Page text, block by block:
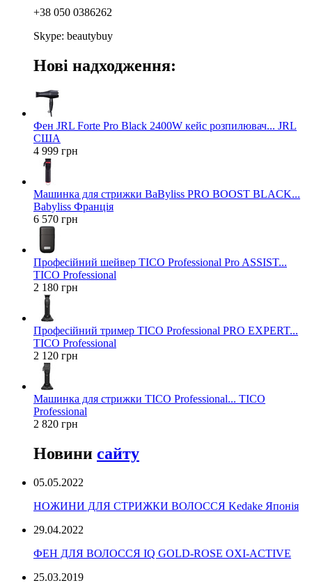
+38 050 0386262
Skype: beautybuy
Нові надходження:
Фен JRL Forte Pro Black 2400W кейс розпилювач... JRL
США
4 999 грн
Машинка для стрижки BaByliss PRO BOOST BLACK...
Babyliss Франція
6 570 грн
Професійний шейвер TICO Professional Pro ASSIST...
TICO Professional
2 180 грн
Професійний тример TICO Professional PRO EXPERT...
TICO Professional
2 120 грн
Машинка для стрижки TICO Professional... TICO
Professional
2 820 грн
Новини сайту
05.05.2022
НОЖИНИ ДЛЯ СТРИЖКИ ВОЛОССЯ Kedake Японія
29.04.2022
ФЕН ДЛЯ ВОЛОССЯ IQ GOLD-ROSE OXI-ACTIVE
25.03.2019